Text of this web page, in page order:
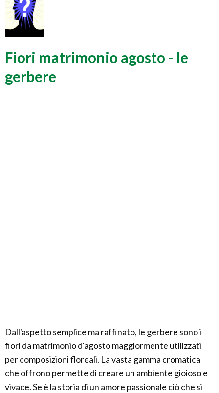
Fiori matrimonio agosto - le
gerbere
Dall'aspetto semplice ma raffinato, le gerbere sono i
fiori da matrimonio d'agosto maggiormente utilizzati
per composizioni floreali. La vasta gamma cromatica
che offrono permette di creare un ambiente gioioso e
vivace. Se è la storia di un amore passionale ciò che si